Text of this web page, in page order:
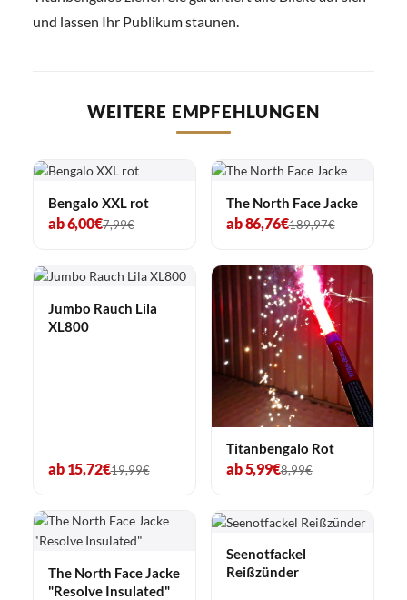
und lassen Ihr Publikum staunen.
WEITERE EMPFEHLUNGEN
Bengalo XXL rot
ab 6,00€7,99€
The North Face Jacke
ab 86,76€189,97€
Jumbo Rauch Lila
XL800
ab 15,72€19,99€
Titanbengalo Rot
ab 5,99€8,99€
The North Face Jacke
"Resolve Insulated"
Seenotfackel
Reißzünder